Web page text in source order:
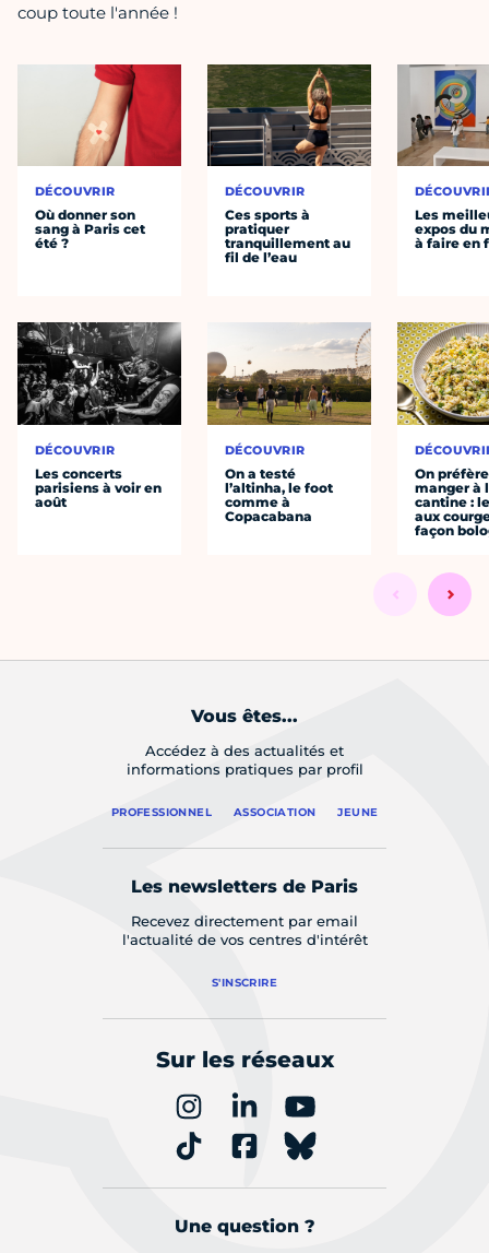
coup toute l'année !
DÉCOUVRIR
Où donner son
sang à Paris cet
été ?
DÉCOUVRIR
Les concerts
parisiens à voir en
août
DÉCOUVRIR
Ces sports à
pratiquer
tranquillement au
fil de l’eau
DÉCOUVRIR
On a testé
l’altinha, le foot
comme à
Copacabana
Les
expos du
à faire en
On préfère
manger à
cantine :
aux
façon
Vous êtes...
Accédez à des actualités et
informations pratiques par profil
PROFESSIONNEL ASSOCIATION JEUNE
Les newsletters de Paris
Recevez directement par email
l'actualité de vos centres d'intérêt
S'INSCRIRE
Sur les réseaux
Une question ?